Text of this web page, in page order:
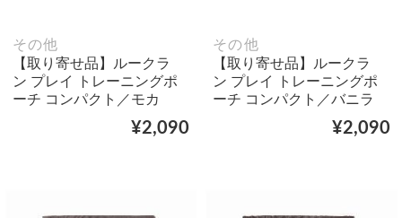
その他
【取り寄せ品】ルークラ
ン プレイ トレーニングポ
ーチ コンパクト／モカ
¥2,090
その他
【取り寄せ品】ルークラ
ン プレイ トレーニングポ
ーチ コンパクト／バニラ
¥2,090